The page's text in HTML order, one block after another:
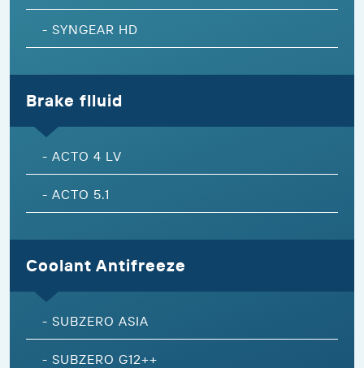
- SYNGEAR HD
Brake flluid
- ACTO 4 LV
- ACTO 5.1
Coolant Antifreeze
- SUBZERO ASIA
- SUBZERO G12++